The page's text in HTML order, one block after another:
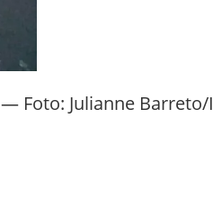
Foto: Julianne